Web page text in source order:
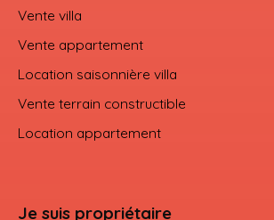
Vente villa
Vente appartement
Location saisonnière villa
Vente terrain constructible
Location appartement
Je suis propriétaire